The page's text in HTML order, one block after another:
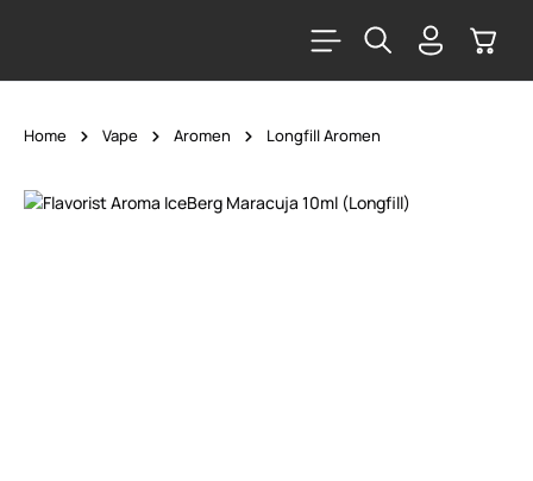
Home Vape Aromen Longfill Aromen
Bildergalerie überspringen